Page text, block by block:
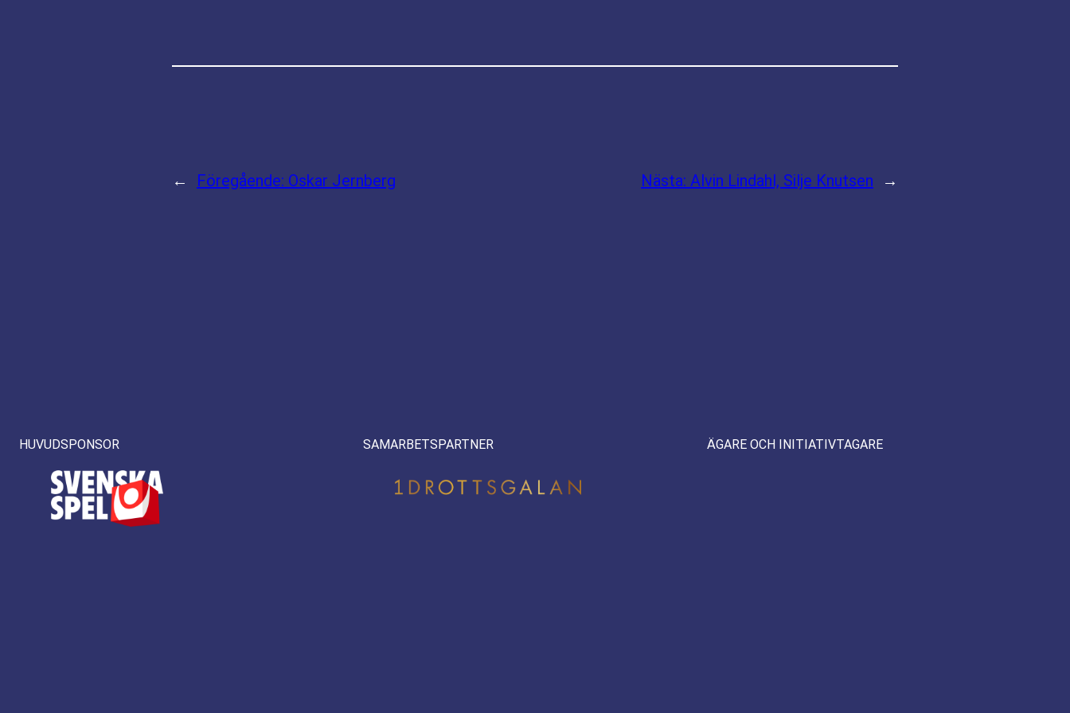
← Föregående: Oskar Jernberg Nästa: Alvin Lindahl, Silje Knutsen →
HUVUDSPONSOR SAMARBETSPARTNER ÄGARE OCH INITIATIVTAGARE